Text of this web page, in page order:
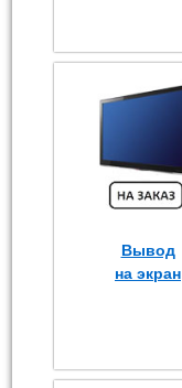
Вывод
на экран